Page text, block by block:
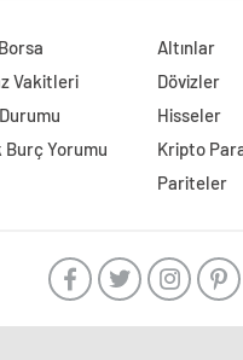
Vakitleri
Burç Yorumu
Altınlar
Dövizler
Hisseler
Kripto
Pariteler